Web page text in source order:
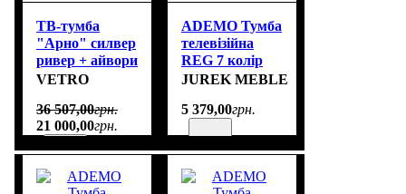
ТВ-тумба
"Арно" силвер
ривер + айвори
VETRO
36 507,00грн.
21 000,00грн.
ADEMO Тумба
телевізійна
REG 7 колір
горіх розмір
JUREK MEBLE
5 379,00грн.